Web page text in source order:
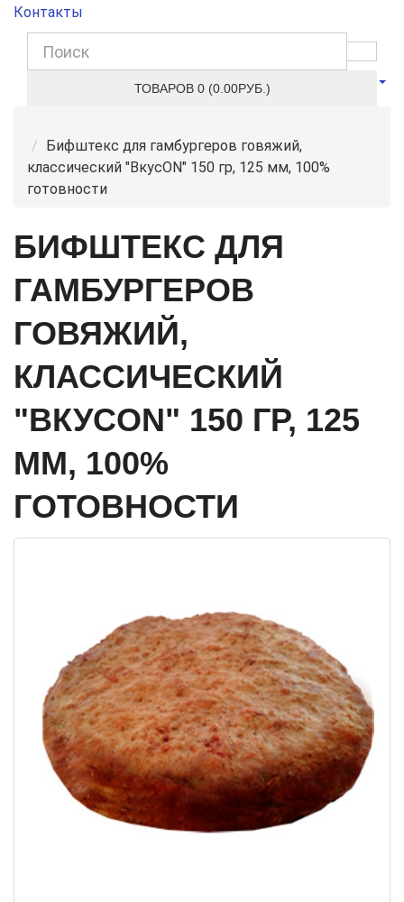
Контакты
ТОВАРОВ 0 (0.00РУБ.)
Бифштекс для гамбургеров говяжий,
классический "ВкусON" 150 гр, 125 мм, 100%
готовности
БИФШТЕКС ДЛЯ
ГАМБУРГЕРОВ
ГОВЯЖИЙ,
КЛАССИЧЕСКИЙ
"ВКУСON" 150 ГР, 125
ММ, 100%
ГОТОВНОСТИ